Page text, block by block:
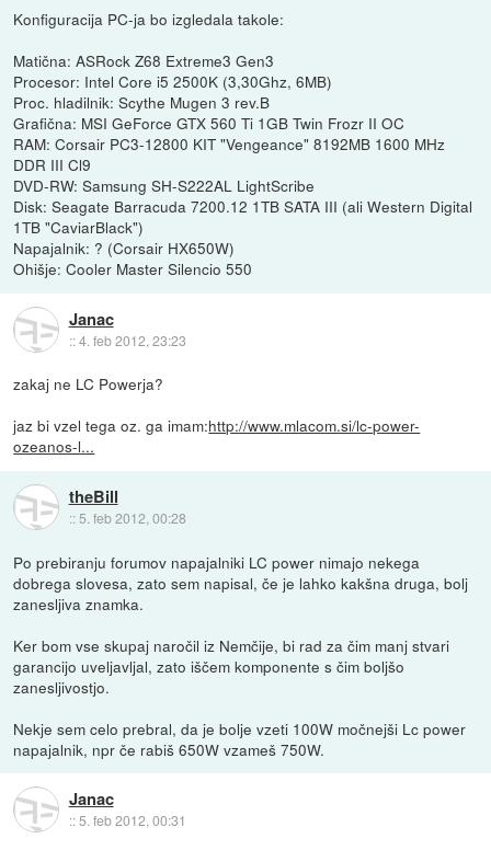
Konfiguracija PC-ja bo izgledala takole:
Matična: ASRock Z68 Extreme3 Gen3
Procesor: Intel Core i5 2500K (3,30Ghz, 6MB)
Proc. hladilnik: Scythe Mugen 3 rev.B
Grafična: MSI GeForce GTX 560 Ti 1GB Twin Frozr II OC
RAM: Corsair PC3-12800 KIT "Vengeance" 8192MB 1600 MHz
DDR III Cl9
DVD-RW: Samsung SH-S222AL LightScribe
Disk: Seagate Barracuda 7200.12 1TB SATA III (ali Western Digital
1TB "CaviarBlack")
Napajalnik: ? (Corsair HX650W)
Ohišje: Cooler Master Silencio 550
Janac
::4. feb 2012, 23:23
zakaj ne LC Powerja?
jaz bi vzel tega oz. ga imam:http://www.mlacom.si/lc-power-
ozeanos-l...
theBill
:: 5. feb 2012, 00:28
Po prebiranju forumov napajalniki LC power nimajo nekega
dobrega slovesa, zato sem napisal, če je lahko kakšna druga, bolj
zanesljiva znamka.
Ker bom vse skupaj naročil iz Nemčije, bi rad za čim manj stvari
garancijo uveljavljal, zato iščem komponente s čim boljšo
zanesljivostjo.
Nekje sem celo prebral, da je bolje vzeti 100W močnejši Lc power
napajalnik, npr če rabiš 650W vzameš 750W.
Janac
::5. feb 2012, 00:31